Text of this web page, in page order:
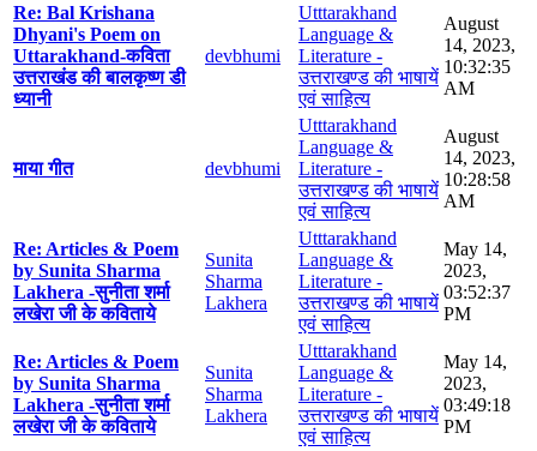
Re: Bal Krishana
Dhyani's Poem on
Uttarakhand-कविता
उत्तराखंड की बालकृष्ण डी
ध्यानी
devbhumi
Utttarakhand
Language &
Literature -
उत्तराखण्ड की भाषायें
एवं साहित्य
August
14, 2023,
10:32:35
AM
माया गीत devbhumi
Utttarakhand
Language &
Literature -
उत्तराखण्ड की भाषायें
एवं साहित्य
August
14, 2023,
10:28:58
AM
Re: Articles & Poem
by Sunita Sharma
Lakhera -सुनीता शर्मा
लखेरा जी के कविताये
Sunita
Sharma
Lakhera
Utttarakhand
Language &
Literature -
उत्तराखण्ड की भाषायें
एवं साहित्य
May 14,
2023,
03:52:37
PM
Re: Articles & Poem
by Sunita Sharma
Lakhera -सुनीता शर्मा
लखेरा जी के कविताये
Sunita
Sharma
Lakhera
Utttarakhand
Language &
Literature -
उत्तराखण्ड की भाषायें
एवं साहित्य
May 14,
2023,
03:49:18
PM